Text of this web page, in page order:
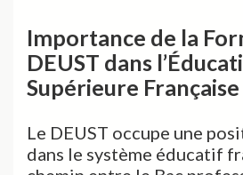
Importance de la
DEUST dans
Supérieure Française
Le DEUST occupe une
dans le système éducatif